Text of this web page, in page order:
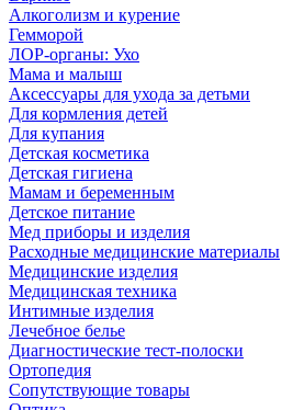
Алкоголизм и курение
Гемморой
ЛОР-органы: Ухо
Мама и малыш
Аксессуары для ухода за детьми
Для кормления детей
Для купания
Детская косметика
Детская гигиена
Мамам и беременным
Детское питание
Мед приборы и изделия
Расходные медицинские материалы
Медицинские изделия
Медицинская техника
Интимные изделия
Лечебное белье
Диагностические тест-полоски
Ортопедия
Сопутствующие товары